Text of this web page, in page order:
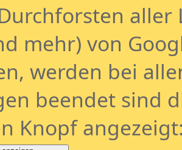
aller
mehr) von
werden bei
beendet sind
Knopf